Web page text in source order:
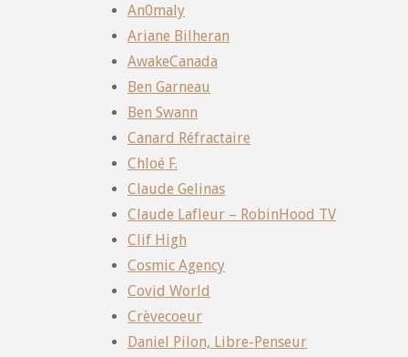
An0maly
Ariane Bilheran
AwakeCanada
Ben Garneau
Ben Swann
Canard Réfractaire
Chloé F.
Claude Gelinas
Claude Lafleur – RobinHood TV
Clif High
Cosmic Agency
Covid World
Crèvecoeur
Daniel Pilon, Libre-Penseur